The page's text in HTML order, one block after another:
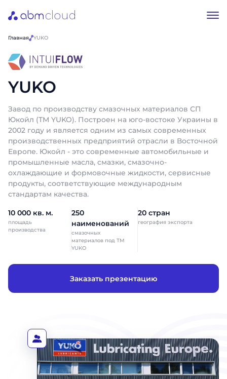
Главная YUKO
YUKO
Завод по производству смазочных материалов СП
Юкойл (ТМ YUKO). Построен на юго-востоке Украины в
2002 году и является одним из самых современных
производственных предприятий отрасли в Восточной
Европе. Юкойл - это современные автомобильные и
промышленные масла, смазки, смазочно-
охлаждающие и формовочные жидкости, сервисные
продукты, соответствующие международным
стандартам качества.
10 000 кв. м.
площадь
производства
250
наименований
смазочных
материалов под ТМ
YUKO
20 стран
география экспорта
Заказать презентацию